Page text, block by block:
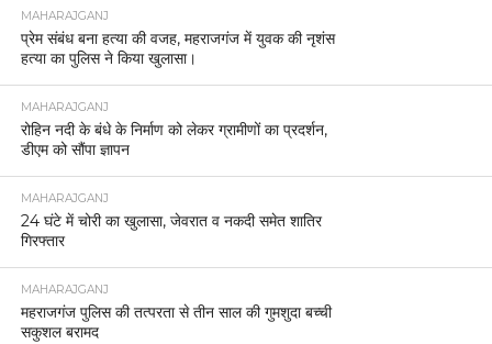
MAHARAJGANJ
प्रेम संबंध बना हत्या की वजह, महराजगंज में युवक की नृशंस
हत्या का पुलिस ने किया खुलासा।
MAHARAJGANJ
रोहिन नदी के बंधे के निर्माण को लेकर ग्रामीणों का प्रदर्शन,
डीएम को सौंपा ज्ञापन
MAHARAJGANJ
24 घंटे में चोरी का खुलासा, जेवरात व नकदी समेत शातिर
गिरफ्तार
MAHARAJGANJ
महराजगंज पुलिस की तत्परता से तीन साल की गुमशुदा बच्ची
सकुशल बरामद